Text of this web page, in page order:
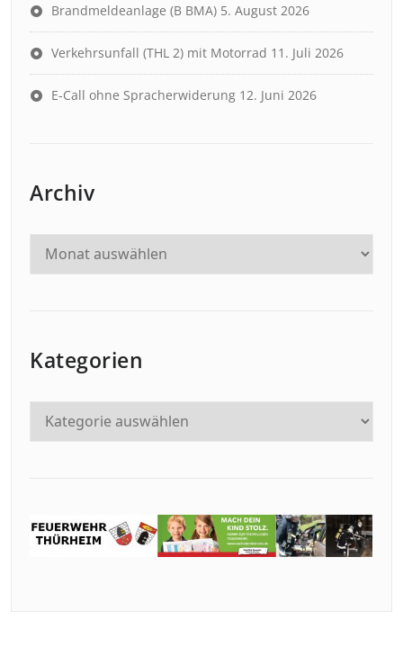
Brandmeldeanlage (B BMA) 5. August 2026
Verkehrsunfall (THL 2) mit Motorrad 11. Juli 2026
E-Call ohne Spracherwiderung 12. Juni 2026
Archiv
Kategorien